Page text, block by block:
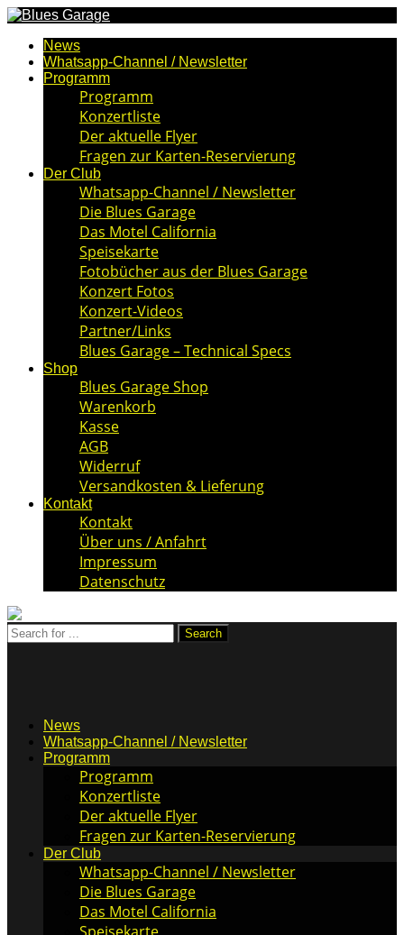
News
Whatsapp-Channel / Newsletter
Programm
Programm
Konzertliste
Der aktuelle Flyer
Fragen zur Karten-Reservierung
Der Club
Whatsapp-Channel / Newsletter
Die Blues Garage
Das Motel California
Speisekarte
Fotobücher aus der Blues Garage
Konzert Fotos
Konzert-Videos
Partner/Links
Blues Garage – Technical Specs
Shop
Blues Garage Shop
Warenkorb
Kasse
AGB
Widerruf
Versandkosten & Lieferung
Kontakt
Kontakt
Über uns / Anfahrt
Impressum
Datenschutz
News
Whatsapp-Channel / Newsletter
Programm
Programm
Konzertliste
Der aktuelle Flyer
Fragen zur Karten-Reservierung
Der Club
Whatsapp-Channel / Newsletter
Die Blues Garage
Das Motel California